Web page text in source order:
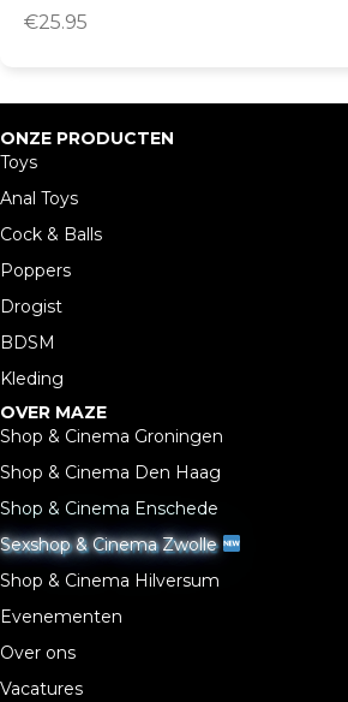
€25.95
ONZE PRODUCTEN
Toys
Anal Toys
Cock & Balls
Poppers
Drogist
BDSM
Kleding
OVER MAZE
Shop & Cinema Groningen
Shop & Cinema Den Haag
Shop & Cinema Enschede
Sexshop & Cinema Zwolle
Shop & Cinema Hilversum
Evenementen
Over ons
Vacatures